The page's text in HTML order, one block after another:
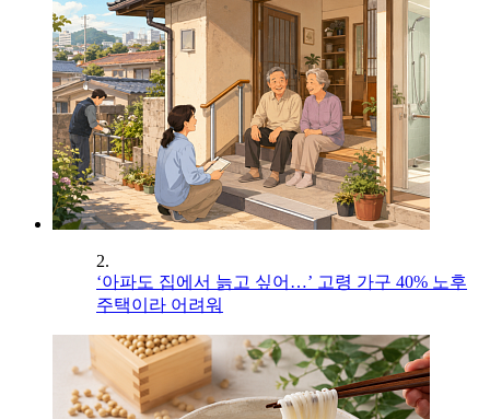
2.
‘아파도 집에서 늙고 싶어…’ 고령 가구 40% 노후
주택이라 어려워